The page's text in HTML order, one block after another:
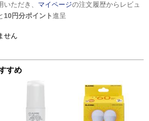
ただき、 マイページの注文履歴からレビュ
10円分ポイント進呈
せん
すめ